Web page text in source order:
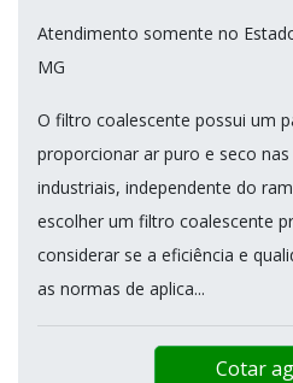
Atendimento somente no
MG
O filtro coalescente possui um
proporcionar ar puro e seco
industriais, independente do
escolher um filtro coalescente
considerar se a eficiência e
as normas de aplica...
Cotar